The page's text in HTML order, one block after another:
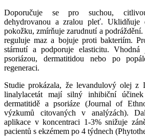
Doporučuje se pro suchou,
dehydrovanou a zralou pleť. Uklidňuje
pokožku, zmírňuje zarudnutí a
reguluje maz a bojuje proti bakteriím.
stárnutí a podporuje elasticitu.
psoriázou, dermatitidou nebo po
regeneraci.
Studie prokázala, že levandulový olej z
linalylacetát mají silný inhibiční
dermatitidě a psoriáze (Journal of
výzkumů citovaných v analýzách).
aplikace v koncentraci 1-3% snižuje
pacientů s ekzémem po 4 týdnech